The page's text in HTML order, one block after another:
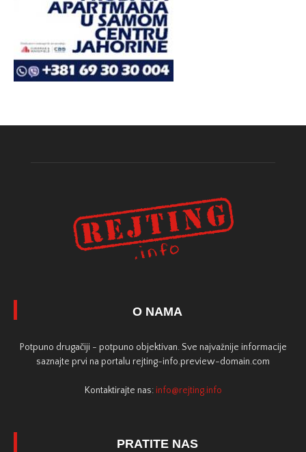
O NAMA
Potpuno drugačiji - potpuno objektivan. Sve najvažnije informacije
saznajte prvi na portalu rejting-info.preview-domain.com
Kontaktirajte nas: info@rejting.info
PRATITE NAS